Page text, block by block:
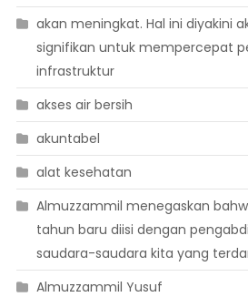
akan meningkat. Hal ini diyakini
signifikan untuk mempercepat
infrastruktur
akses air bersih
akuntabel
alat kesehatan
Almuzzammil menegaskan
tahun baru diisi dengan
saudara-saudara kita yang
Almuzzammil Yusuf